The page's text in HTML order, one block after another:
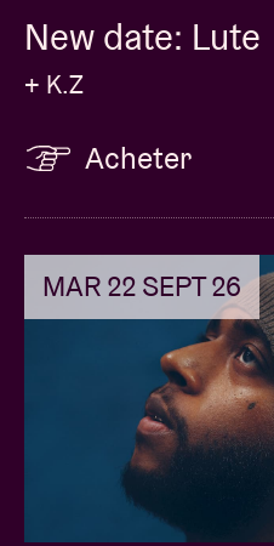
New date: Lute
+ K.Z
Acheter
MAR 22 SEPT 26